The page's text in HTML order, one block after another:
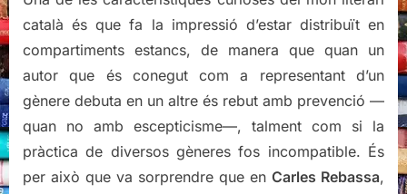
català és que fa la impressió d’estar distribuït en
compartiments estancs, de manera que quan un
autor que és conegut com a representant d’un
gènere debuta en un altre és rebut amb prevenció —
quan no amb escepticisme—, talment com si la
pràctica de diversos gèneres fos incompatible. És
per això que va sorprendre que en Carles Rebassa,